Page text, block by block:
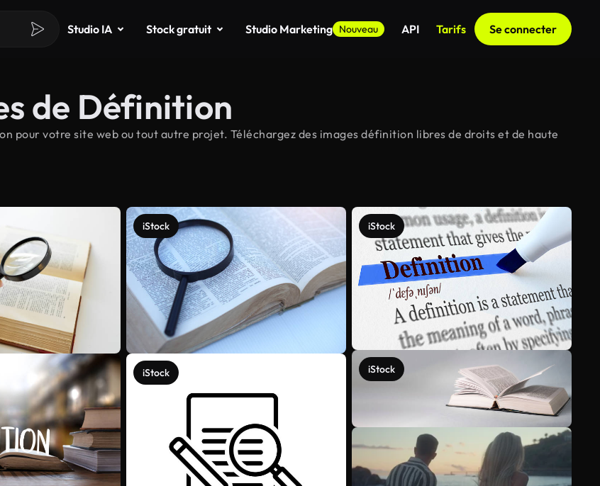
Studio IA Stock gratuit Studio Marketing Nouveau API Tarifs Se connecter
de Définition
pour votre site web ou tout autre projet. Téléchargez des images définition libres de droits et de haute
iStock
iStock
iStock
iStock
Voir plus